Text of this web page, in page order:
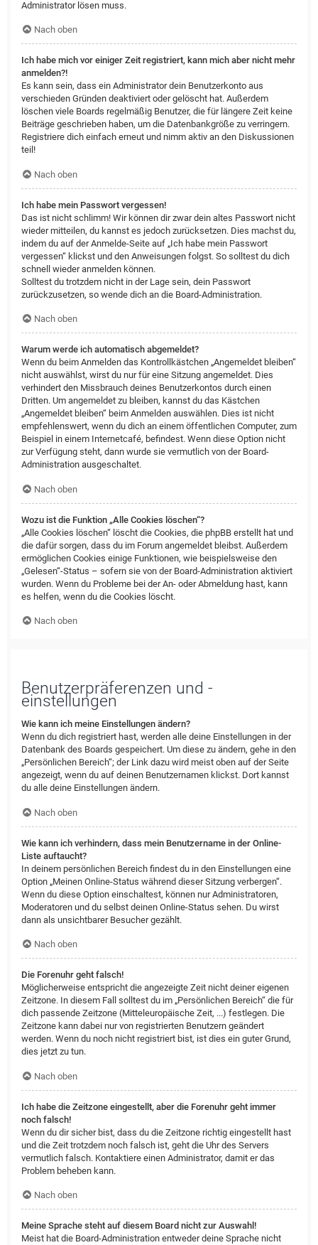
Administrator lösen muss.
Nach oben
Ich habe mich vor einiger Zeit registriert, kann mich aber nicht mehr
anmelden?!
Es kann sein, dass ein Administrator dein Benutzerkonto aus
verschieden Gründen deaktiviert oder gelöscht hat. Außerdem
löschen viele Boards regelmäßig Benutzer, die für längere Zeit keine
Beiträge geschrieben haben, um die Datenbankgröße zu verringern.
Registriere dich einfach erneut und nimm aktiv an den Diskussionen
teil!
Nach oben
Ich habe mein Passwort vergessen!
Das ist nicht schlimm! Wir können dir zwar dein altes Passwort nicht
wieder mitteilen, du kannst es jedoch zurücksetzen. Dies machst du,
indem du auf der Anmelde-Seite auf „Ich habe mein Passwort
vergessen“ klickst und den Anweisungen folgst. So solltest du dich
schnell wieder anmelden können.
Solltest du trotzdem nicht in der Lage sein, dein Passwort
zurückzusetzen, so wende dich an die Board-Administration.
Nach oben
Warum werde ich automatisch abgemeldet?
Wenn du beim Anmelden das Kontrollkästchen „Angemeldet bleiben“
nicht auswählst, wirst du nur für eine Sitzung angemeldet. Dies
verhindert den Missbrauch deines Benutzerkontos durch einen
Dritten. Um angemeldet zu bleiben, kannst du das Kästchen
„Angemeldet bleiben“ beim Anmelden auswählen. Dies ist nicht
empfehlenswert, wenn du dich an einem öffentlichen Computer, zum
Beispiel in einem Internetcafé, befindest. Wenn diese Option nicht
zur Verfügung steht, dann wurde sie vermutlich von der Board-
Administration ausgeschaltet.
Nach oben
Wozu ist die Funktion „Alle Cookies löschen“?
„Alle Cookies löschen“ löscht die Cookies, die phpBB erstellt hat und
die dafür sorgen, dass du im Forum angemeldet bleibst. Außerdem
ermöglichen Cookies einige Funktionen, wie beispielsweise den
„Gelesen“-Status – sofern sie von der Board-Administration aktiviert
wurden. Wenn du Probleme bei der An- oder Abmeldung hast, kann
es helfen, wenn du die Cookies löscht.
Nach oben
Benutzerpräferenzen und -
einstellungen
Wie kann ich meine Einstellungen ändern?
Wenn du dich registriert hast, werden alle deine Einstellungen in der
Datenbank des Boards gespeichert. Um diese zu ändern, gehe in den
„Persönlichen Bereich“; der Link dazu wird meist oben auf der Seite
angezeigt, wenn du auf deinen Benutzernamen klickst. Dort kannst
du alle deine Einstellungen ändern.
Nach oben
Wie kann ich verhindern, dass mein Benutzername in der Online-
Liste auftaucht?
In deinem persönlichen Bereich findest du in den Einstellungen eine
Option „Meinen Online-Status während dieser Sitzung verbergen“.
Wenn du diese Option einschaltest, können nur Administratoren,
Moderatoren und du selbst deinen Online-Status sehen. Du wirst
dann als unsichtbarer Besucher gezählt.
Nach oben
Die Forenuhr geht falsch!
Möglicherweise entspricht die angezeigte Zeit nicht deiner eigenen
Zeitzone. In diesem Fall solltest du im „Persönlichen Bereich“ die für
dich passende Zeitzone (Mitteleuropäische Zeit, ...) festlegen. Die
Zeitzone kann dabei nur von registrierten Benutzern geändert
werden. Wenn du noch nicht registriert bist, ist dies ein guter Grund,
dies jetzt zu tun.
Nach oben
Ich habe die Zeitzone eingestellt, aber die Forenuhr geht immer
noch falsch!
Wenn du dir sicher bist, dass du die Zeitzone richtig eingestellt hast
und die Zeit trotzdem noch falsch ist, geht die Uhr des Servers
vermutlich falsch. Kontaktiere einen Administrator, damit er das
Problem beheben kann.
Nach oben
Meine Sprache steht auf diesem Board nicht zur Auswahl!
Meist hat die Board-Administration entweder deine Sprache nicht